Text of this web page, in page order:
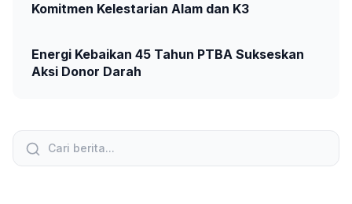
Komitmen Kelestarian Alam dan K3
Energi Kebaikan 45 Tahun PTBA Sukseskan
Aksi Donor Darah